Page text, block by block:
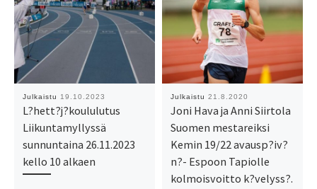
Julkaistu 19.10.2023
L?hett?j?koululutus
Liikuntamyllyssä
sunnuntaina 26.11.2023
kello 10 alkaen
Julkaistu 21.8.2020
Joni Hava ja Anni Siirtola
Suomen mestareiksi
Kemin 19/22 avausp?iv?
n?- Espoon Tapiolle
kolmoisvoitto k?velyss?.